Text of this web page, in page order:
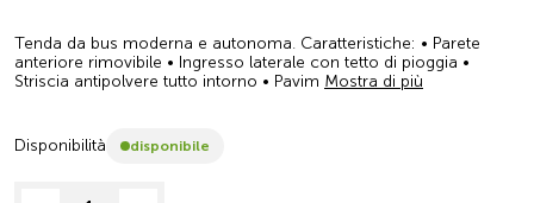
Tenda da bus moderna e autonoma. Caratteristiche: • Parete
anteriore rimovibile • Ingresso laterale con tetto di pioggia •
Striscia antipolvere tutto intorno • Pavim Mostra di più
Disponibilità disponibile